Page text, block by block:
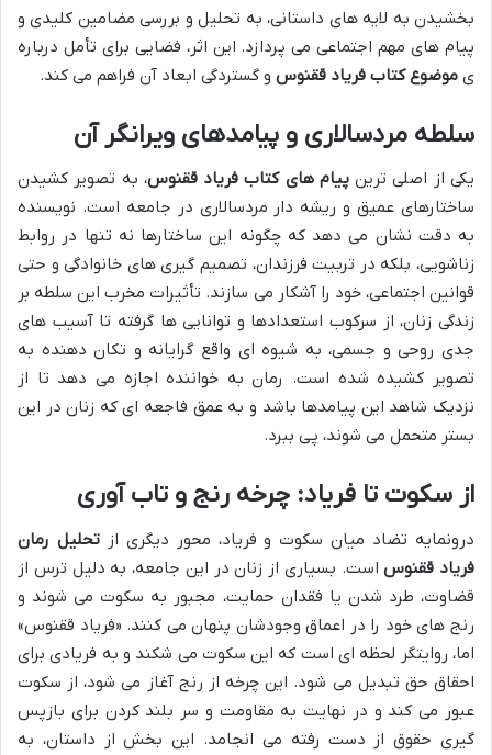
بخشیدن به لایه های داستانی، به تحلیل و بررسی مضامین کلیدی و
پیام های مهم اجتماعی می پردازد. این اثر، فضایی برای تأمل درباره
ی موضوع کتاب فریاد ققنوس و گستردگی ابعاد آن فراهم می کند.
سلطه مردسالاری و پیامدهای ویرانگر آن
یکی از اصلی ترینپیام های کتاب فریاد ققنوس، به تصویر کشیدن
ساختارهای عمیق و ریشه دار مردسالاری در جامعه است. نویسنده
به دقت نشان می دهد که چگونه این ساختارها نه تنها در روابط
زناشویی، بلکه در تربیت فرزندان، تصمیم گیری های خانوادگی و حتی
قوانین اجتماعی، خود را آشکار می سازند. تأثیرات مخرب این سلطه بر
زندگی زنان، از سرکوب استعدادها و توانایی ها گرفته تا آسیب های
جدی روحی و جسمی، به شیوه ای واقع گرایانه و تکان دهنده به
تصویر کشیده شده است. رمان به خواننده اجازه می دهد تا از
نزدیک شاهد این پیامدها باشد و به عمق فاجعه ای که زنان در این
بستر متحمل می شوند، پی ببرد.
از سکوت تا فریاد: چرخه رنج و تاب آوری
درونمایه تضاد میان سکوت و فریاد، محور دیگری ازتحلیل رمان
فریاد ققنوساست. بسیاری از زنان در این جامعه، به دلیل ترس از
قضاوت، طرد شدن یا فقدان حمایت، مجبور به سکوت می شوند و
رنج های خود را در اعماق وجودشان پنهان می کنند. «فریاد ققنوس»
اما، روایتگر لحظه ای است که این سکوت می شکند و به فریادی برای
احقاق حق تبدیل می شود. این چرخه از رنج آغاز می شود، از سکوت
عبور می کند و در نهایت به مقاومت و سر بلند کردن برای بازپس
گیری حقوق از دست رفته می انجامد. این بخش از داستان، به